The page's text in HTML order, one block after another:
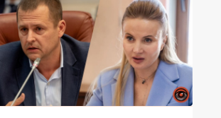
у басейні